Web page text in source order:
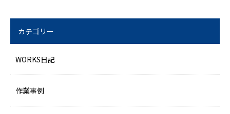
カテゴリー
WORKS日記
作業事例